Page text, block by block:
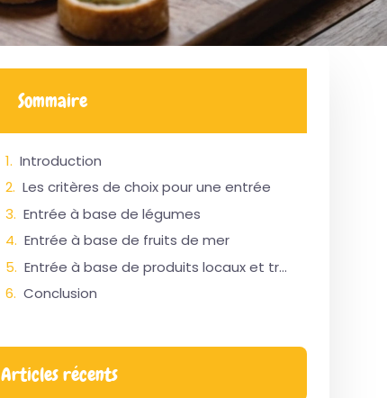
Sommaire
Introduction
Les critères de choix pour une entrée
Entrée à base de légumes
Entrée à base de fruits de mer
Entrée à base de produits locaux et traditionnels
Conclusion
Articles récents